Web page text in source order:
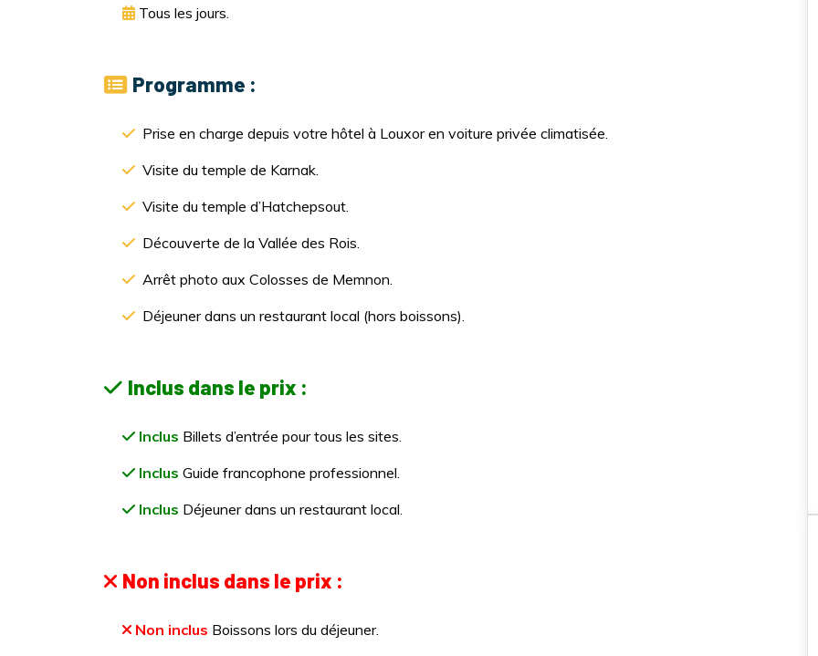
Tous les jours.
Programme :
Prise en charge depuis votre hôtel à Louxor en voiture privée climatisée.
Visite du temple de Karnak.
Visite du temple d’Hatchepsout.
Découverte de la Vallée des Rois.
Arrêt photo aux Colosses de Memnon.
Déjeuner dans un restaurant local (hors boissons).
Inclus dans le prix :
Inclus Billets d’entrée pour tous les sites.
Inclus Guide francophone professionnel.
Inclus Déjeuner dans un restaurant local.
Non inclus dans le prix :
Non inclus Boissons lors du déjeuner.